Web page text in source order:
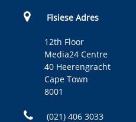
Fisiese Adres
12th Floor
Media24 Centre
40 Heerengracht
Cape Town
8001
(021) 406 3033